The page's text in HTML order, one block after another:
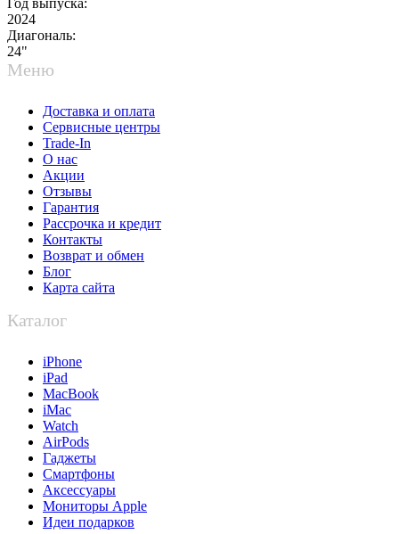
2024
Диагональ:
24"
Меню
Доставка и оплата
Сервисные центры
Trade-In
О нас
Акции
Отзывы
Гарантия
Рассрочка и кредит
Контакты
Возврат и обмен
Блог
Карта сайта
Каталог
iPhone
iPad
MacBook
iMac
Watch
AirPods
Гаджеты
Смартфоны
Аксессуары
Мониторы Apple
Идеи подарков